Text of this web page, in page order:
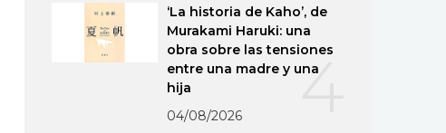
4
‘La historia de Kaho’, de
Murakami Haruki: una
obra sobre las tensiones
entre una madre y una
hija
04/08/2026